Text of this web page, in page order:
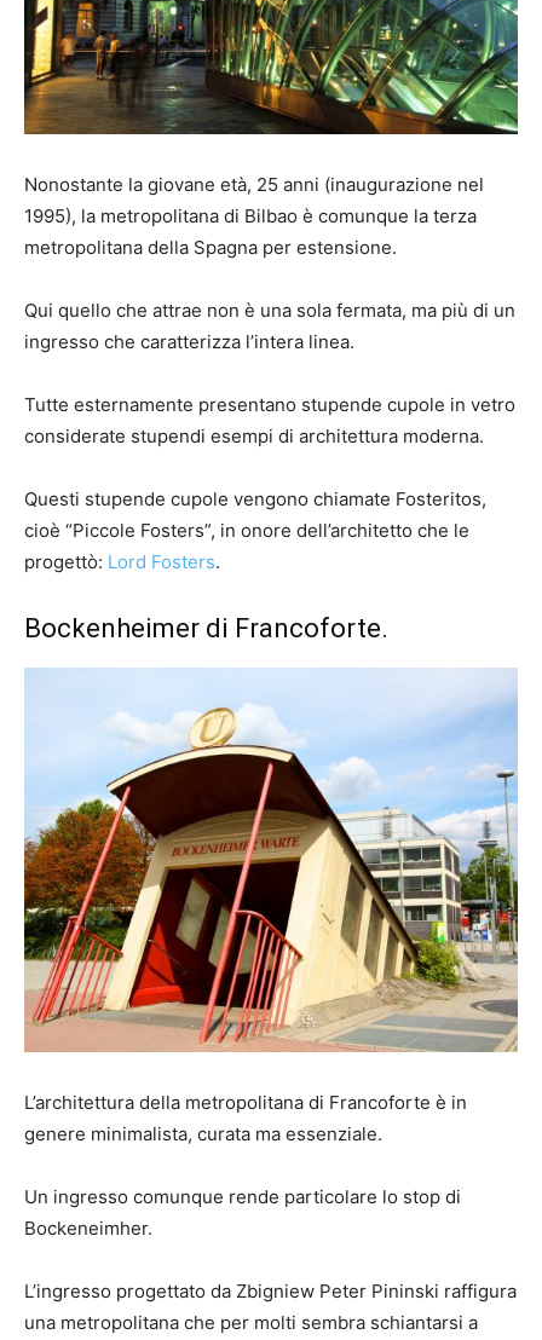
Nonostante la giovane età, 25 anni (inaugurazione nel
1995), la metropolitana di Bilbao è comunque la terza
metropolitana della Spagna per estensione.
Qui quello che attrae non è una sola fermata, ma più di un
ingresso che caratterizza l’intera linea.
Tutte esternamente presentano stupende cupole in vetro
considerate stupendi esempi di architettura moderna.
Questi stupende cupole vengono chiamate Fosteritos,
cioè “Piccole Fosters”, in onore dell’architetto che le
progettò: Lord Fosters.
Bockenheimer di Francoforte.
L’architettura della metropolitana di Francoforte è in
genere minimalista, curata ma essenziale.
Un ingresso comunque rende particolare lo stop di
Bockeneimher.
L’ingresso progettato da Zbigniew Peter Pininski raffigura
una metropolitana che per molti sembra schiantarsi a